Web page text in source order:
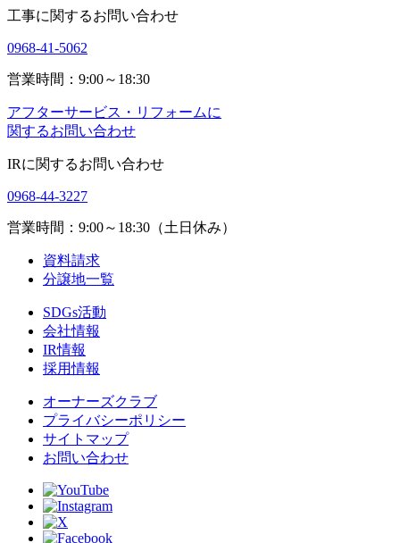
工事に関するお問い合わせ
0968-41-5062
営業時間：9:00～18:30
アフターサービス・リフォームに
関するお問い合わせ
IRに関するお問い合わせ
0968-44-3227
営業時間：9:00～18:30（土日休み）
資料請求
分譲地一覧
SDGs活動
会社情報
IR情報
採用情報
オーナーズクラブ
プライバシーポリシー
サイトマップ
お問い合わせ